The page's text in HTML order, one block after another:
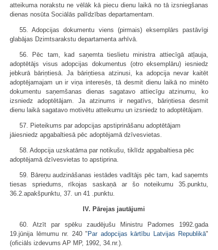
atteikuma norakstu ne vēlāk kā piecu dienu laikā no tā izsniegšanas
dienas nosūta Sociālās palīdzības departamentam.
55. Adopcijas dokumentu viens (pirmais) eksemplārs pastāvīgi
glabājas Dzimtsarakstu departamenta arhīvā.
56. Pēc tam, kad saņemta tieslietu ministra attiecīgā atļauja,
adoptētājs visus adopcijas dokumentus (otro eksemplāru) iesniedz
jebkurā bāriņtiesā. Ja bāriņtiesa atzinusi, ka adopcija nevar kaitēt
adoptējamajam un ir viņa interesēs, tā desmit dienu laikā no minēto
dokumentu saņemšanas dienas sagatavo attiecīgu atzinumu, ko
izsniedz adoptētājam. Ja atzinums ir negatīvs, bāriņtiesa desmit
dienu laikā sagatavo motivētu atteikumu un izsniedz to adoptētājam.
57. Pieteikums par adopcijas apstiprināšanu adoptētājam
jāiesniedz apgabaltiesā pēc adoptējamā dzīvesvietas.
58. Adopcija uzskatāma par notikušu, tiklīdz apgabaltiesa pēc
adoptējamā dzīvesvietas to apstiprina.
59. Bāreņu audzināšanas iestādes vadītājs pēc tam, kad saņemts
tiesas spriedums, rīkojas saskaņā ar šo noteikumu 35.punktu,
36.2.apakšpunktu, 37. un 41 .punktu.
IV. Pārejas jautājumi
60. Atzīt par spēku zaudējušu Ministru Padomes 1992.gada
19.jūnija lēmumu nr. 240 " Par adopcijas kārtību Latvijas Republikā"
(oficiāls izdevums AP MP, 1992, 34.nr.).